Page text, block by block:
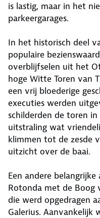
is lastig, maar in het
parkeergarages.
In het historisch deel
populaire
overblijfselen uit het
hoge Witte Toren van
een vrij bloederige
executies werden
schilderden de toren
uitstraling wat
klimmen tot de zesde
uitzicht over de baai.
Een andere
Rotonda met de Boog
die werd opgedragen
Galerius. Aanvankelijk